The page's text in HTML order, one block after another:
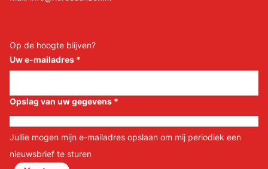
Op de hoogte blijven?
Uw e-mailadres *
Opslag van uw gegevens *
Jullie mogen mijn e-mailadres opslaan om mij periodiek een
nieuwsbrief te sturen